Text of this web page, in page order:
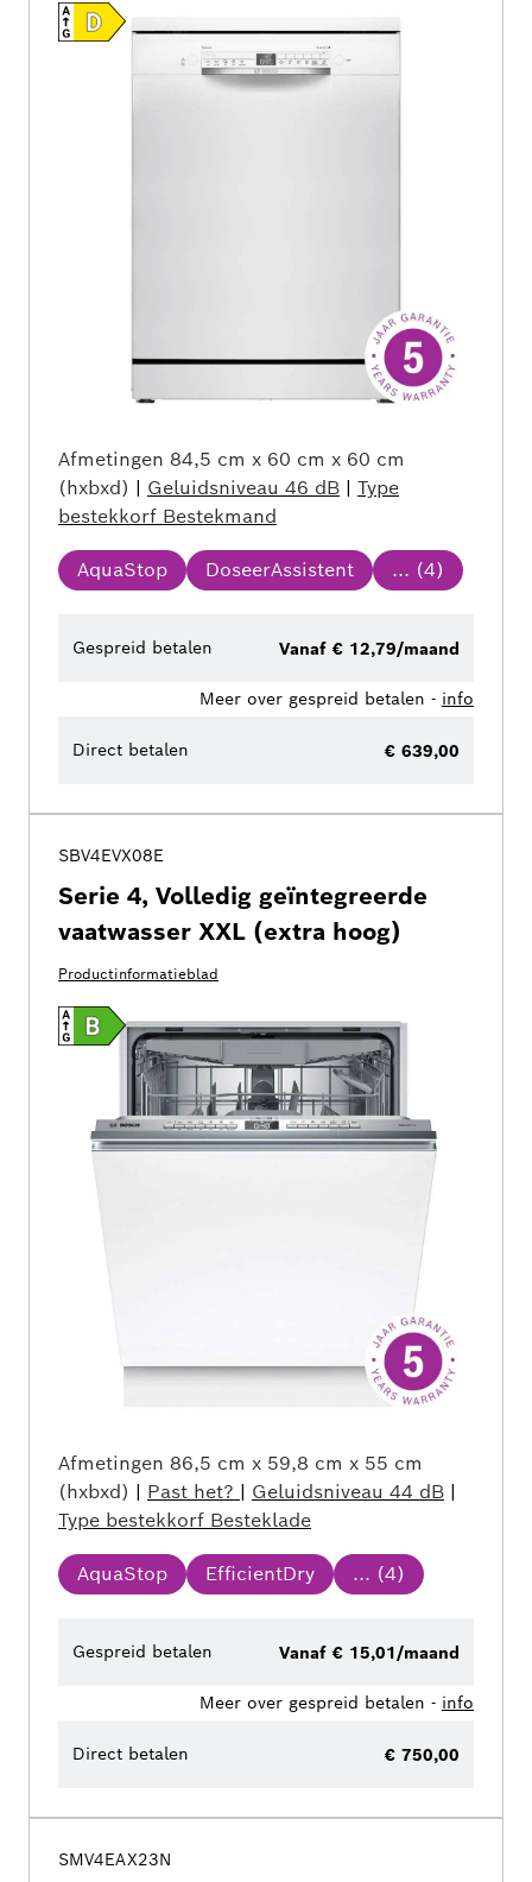
Afmetingen 84,5 cm x 60 cm x 60 cm
(hxbxd) | Geluidsniveau 46 dB | Type
bestekkorf Bestekmand
AquaStop DoseerAssistent ... (4)
Gespreid betalen Vanaf € 12,79/maand
Meer over gespreid betalen - info
Direct betalen € 639,00
SBV4EVX08E
Serie 4, Volledig geïntegreerde
vaatwasser XXL (extra hoog)
Productinformatieblad
Afmetingen 86,5 cm x 59,8 cm x 55 cm
(hxbxd) | Past het? | Geluidsniveau 44 dB |
Type bestekkorf Besteklade
AquaStop EfficientDry ... (4)
Gespreid betalen Vanaf € 15,01/maand
Meer over gespreid betalen - info
Direct betalen € 750,00
SMV4EAX23N